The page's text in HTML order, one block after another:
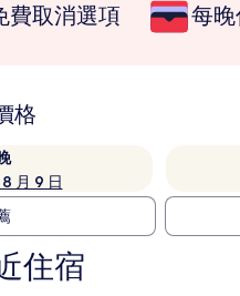
費取消選項 每
格
月 9 日
住宿